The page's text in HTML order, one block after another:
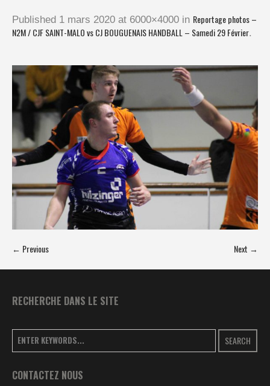
Published 1 mars 2020 at 6000×4000 in Reportage photos –
N2M / CJF SAINT-MALO vs CJ BOUGUENAIS HANDBALL – Samedi 29 Février.
← Previous Next →
RECHERCHE DANS LE SITE
SEARCH
CONTACTEZ NOUS